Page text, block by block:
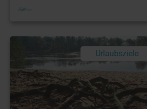
Urlaubsziele